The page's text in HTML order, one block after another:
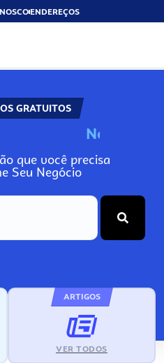
ENDEREÇOS
GRATUITOS
No
que você precisa
Seu Negócio
ARTIGOS
VER TODOS